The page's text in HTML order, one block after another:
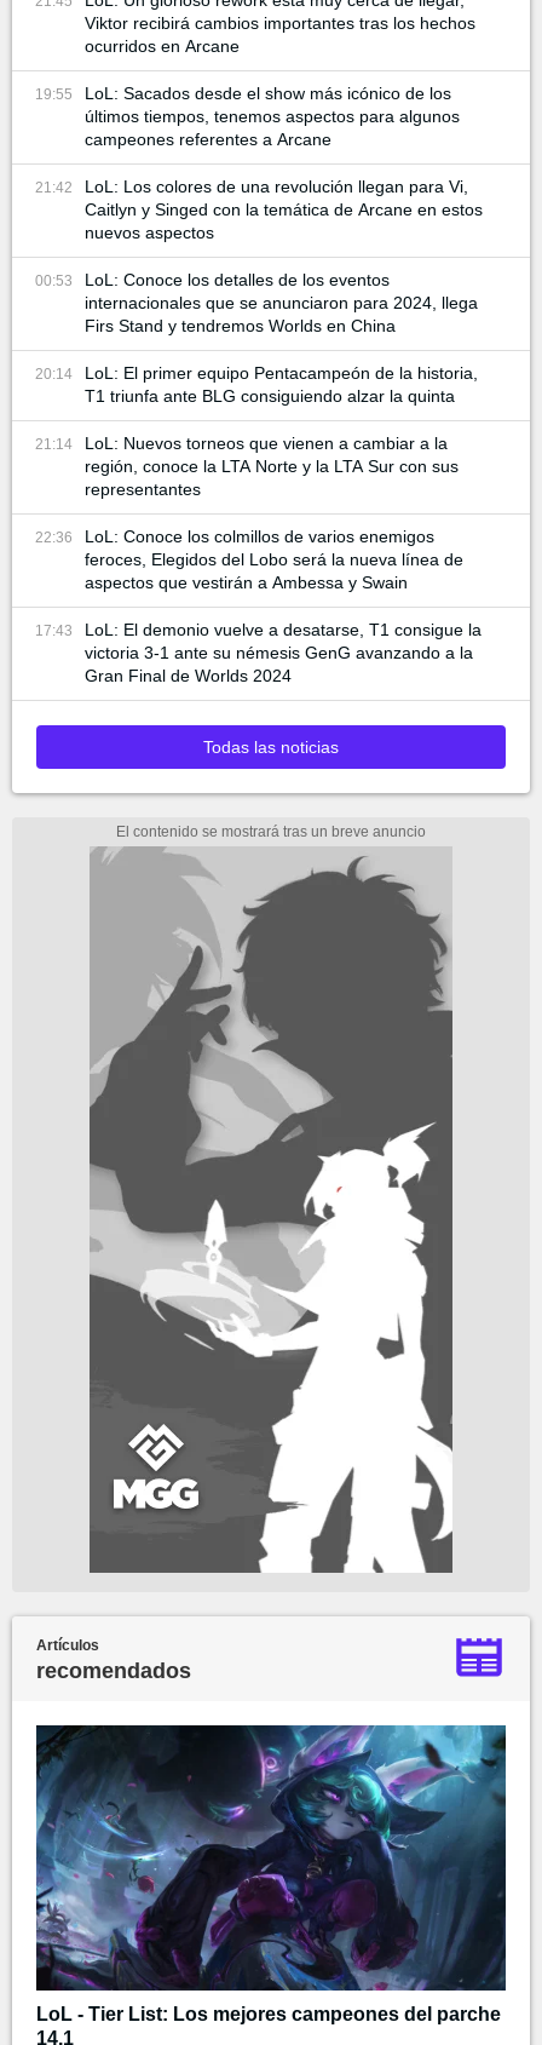
Viktor recibirá cambios importantes tras los hechos
ocurridos en Arcane
19:55
LoL: Sacados desde el show más icónico de los
últimos tiempos, tenemos aspectos para algunos
campeones referentes a Arcane
21:42
LoL: Los colores de una revolución llegan para Vi,
Caitlyn y Singed con la temática de Arcane en estos
nuevos aspectos
00:53
LoL: Conoce los detalles de los eventos
internacionales que se anunciaron para 2024, llega
Firs Stand y tendremos Worlds en China
20:14
LoL: El primer equipo Pentacampeón de la historia,
T1 triunfa ante BLG consiguiendo alzar la quinta
21:14
LoL: Nuevos torneos que vienen a cambiar a la
región, conoce la LTA Norte y la LTA Sur con sus
representantes
22:36
LoL: Conoce los colmillos de varios enemigos
feroces, Elegidos del Lobo será la nueva línea de
aspectos que vestirán a Ambessa y Swain
17:43
LoL: El demonio vuelve a desatarse, T1 consigue la
victoria 3-1 ante su némesis GenG avanzando a la
Gran Final de Worlds 2024
Todas las noticias
Artículos
recomendados
LoL - Tier List: Los mejores campeones del parche
14.1